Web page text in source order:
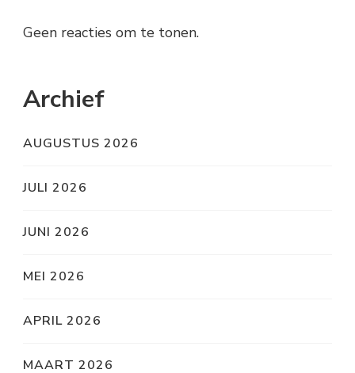
Geen reacties om te tonen.
Archief
AUGUSTUS 2026
JULI 2026
JUNI 2026
MEI 2026
APRIL 2026
MAART 2026